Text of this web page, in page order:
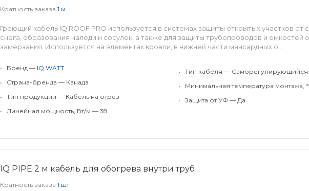
Кратность заказа 1 м
Греющий кабель IQ ROOF PRO используется в системах защиты открытых участков от
снега, образования наледи и сосулек, а также для защиты трубопроводов и емкостей
замерзания. Используется на элементах кровли, в нижней части мансардных о...
• Бренд — IQ WATT
•
Страна-бренда — Канада
•
Тип продукции — Кабель на отрез
•
Линейная мощность, Вт/м — 38
•
Тип кабеля — Саморегулирующийся
•
Минимальная температура монтажа,
•
Защита от УФ — Да
IQ PIPE 2 м кабель для обогрева внутри труб
Кратность заказа 1 шт